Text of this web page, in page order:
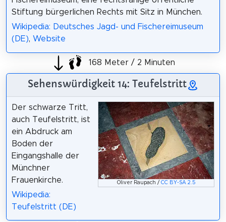
Stiftung bürgerlichen Rechts mit Sitz in München.
Wikipedia: Deutsches Jagd- und Fischereimuseum
(DE), Website
168 Meter / 2 Minuten
Sehenswürdigkeit 14: Teufelstritt
Oliver Raupach / CC BY-SA 2.5
Der schwarze Tritt,
auch Teufelstritt, ist
ein Abdruck am
Boden der
Eingangshalle der
Münchner
Frauenkirche.
Wikipedia:
Teufelstritt (DE)